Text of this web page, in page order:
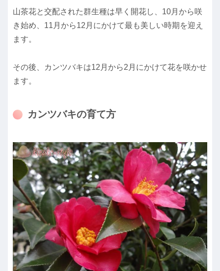
山茶花と交配された群生種は早く開花し、10月から咲
き始め、11月から12月にかけて最も美しい時期を迎え
ます。
その後、カンツバキは12月から2月にかけて花を咲かせ
ます。
カンツバキの育て方